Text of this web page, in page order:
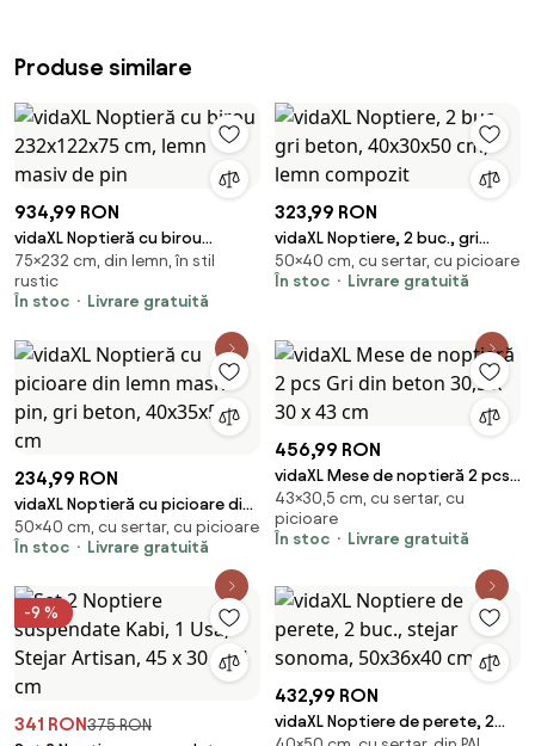
Produse similare
934,99 RON
vidaXL Noptieră cu birou
232x122x75 cm, lemn masiv de
pin
75×232 cm, din lemn, în stil
rustic
În stoc
Livrare gratuită
323,99 RON
vidaXL Noptiere, 2 buc., gri
beton, 40x30x50 cm, lemn
compozit
50×40 cm, cu sertar, cu picioare
În stoc
Livrare gratuită
234,99 RON
vidaXL Noptieră cu picioare din
lemn masiv pin, gri beton,
40x35x50 cm
50×40 cm, cu sertar, cu picioare
În stoc
Livrare gratuită
456,99 RON
vidaXL Mese de noptieră 2 pcs
Gri din beton 30,5 x 30 x 43 cm
43×30,5 cm, cu sertar, cu
picioare
În stoc
Livrare gratuită
-9 %
341 RON375 RON
432,99 RON
vidaXL Noptiere de perete, 2